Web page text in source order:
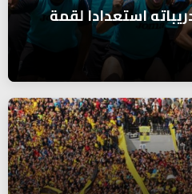
استعدادا لقمة